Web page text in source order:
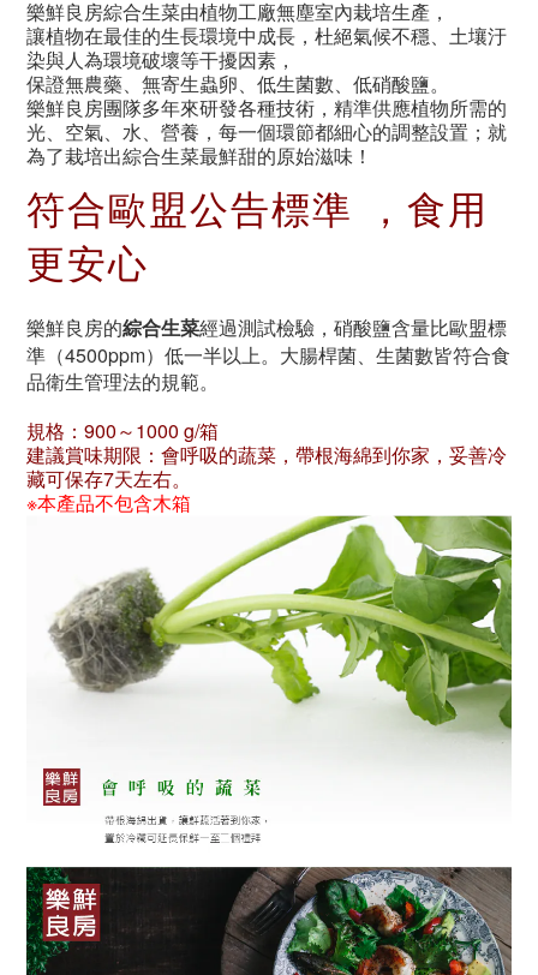
樂鮮良房綜合生菜由植物工廠無塵室內栽培生產，
讓植物在最佳的生長環境中成長，杜絕氣候不穩、土壤汙
染與人為環境破壞等干擾因素，
保證無農藥、無寄生蟲卵、低生菌數、低硝酸鹽。
樂鮮良房團隊多年來研發各種技術，精準供應植物所需的
光、空氣、水、營養，每一個環節都細心的調整設置；就
為了栽培出綜合生菜最鮮甜的原始滋味！
符合歐盟公告標準 ，食用
更安心
樂鮮良房的綜合生菜經過測試檢驗，硝酸鹽含量比歐盟標
準（4500ppm）低一半以上。大腸桿菌、生菌數皆符合食
品衛生管理法的規範。
規格：900～1000 g/箱
建議賞味期限：會呼吸的蔬菜，帶根海綿到你家，妥善冷
藏可保存7天左右。
※本產品不包含木箱